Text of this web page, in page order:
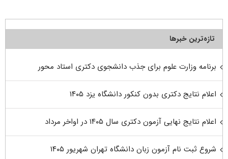
تازه‌ترین خبرها
برنامه وزارت علوم برای جذب دانشجوی دکتری استاد محور
اعلام نتایج دکتری بدون کنکور دانشگاه یزد ۱۴۰۵
اعلام نتایج نهایی آزمون دکتری سال ۱۴۰۵ در اواخر مرداد
شروع ثبت نام آزمون زبان دانشگاه تهران شهریور ۱۴۰۵